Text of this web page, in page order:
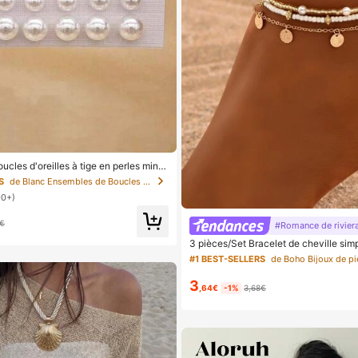
d'oreilles à tige en perles mini
et mignonnes, pour femm
de Blanc Ensembles de Boucles d'Oreilles pour Femm
#Romance de
3 pièces/Set Bracelet de cheville
irculaire doré avec franges et perles
nvient pour le port quotidien et les
hème chic
#1 BEST-SELLERS
3 ,64€ -1% 3,68€